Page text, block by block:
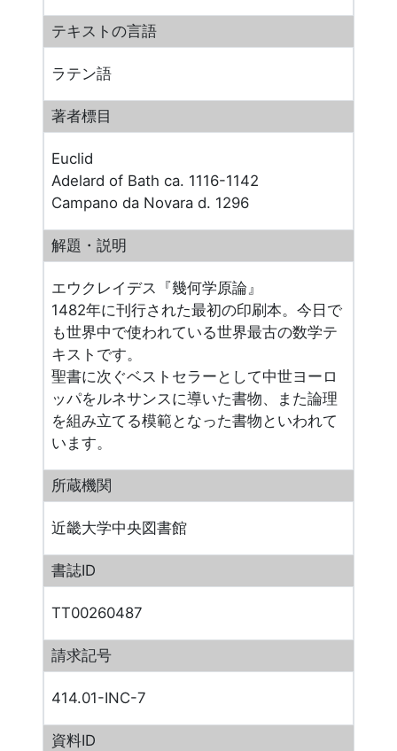
テキストの言語
ラテン語
著者標目
Euclid
Adelard of Bath ca. 1116-1142
Campano da Novara d. 1296
解題・説明
エウクレイデス『幾何学原論』
1482年に刊行された最初の印刷本。今日で
も世界中で使われている世界最古の数学テ
キストです。
聖書に次ぐベストセラーとして中世ヨーロ
ッパをルネサンスに導いた書物、また論理
を組み立てる模範となった書物といわれて
います。
所蔵機関
近畿大学中央図書館
書誌ID
TT00260487
請求記号
414.01-INC-7
資料ID